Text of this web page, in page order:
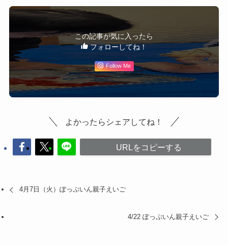
この記事が気に入ったら
フォローしてね！
Follow Me
よかったらシェアしてね！
URLをコピーする
4月7日（火）ぽっぷいん親子えいご
4/22 ぽっぷいん親子えいご